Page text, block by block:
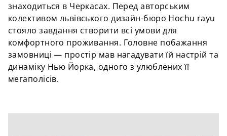
знаходиться в Черкасах. Перед авторським
колективом львівського дизайн-бюро Hochu rayu
стояло завдання створити всі умови для
комфортного проживання. Головне побажання
замовниці — простір мав нагадувати їй настрій та
динаміку Нью Йорка, одного з улюблених її
мегаполісів.